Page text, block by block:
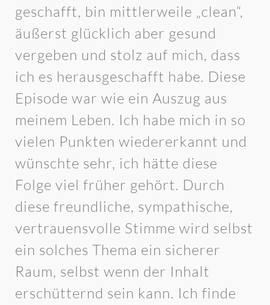
geschafft, bin mittlerweile „clean“,
äußerst glücklich aber gesund
vergeben und stolz auf mich, dass
ich es herausgeschafft habe. Diese
Episode war wie ein Auszug aus
meinem Leben. Ich habe mich in so
vielen Punkten wiedererkannt und
wünschte sehr, ich hätte diese
Folge viel früher gehört. Durch
diese freundliche, sympathische,
vertrauensvolle Stimme wird selbst
ein solches Thema ein sicherer
Raum, selbst wenn der Inhalt
erschütternd sein kann. Ich finde